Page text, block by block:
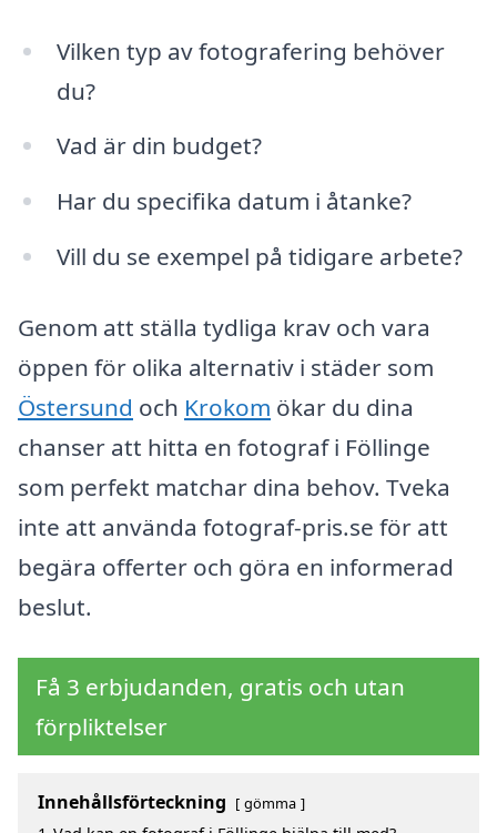
Vilken typ av fotografering behöver
du?
Vad är din budget?
Har du specifika datum i åtanke?
Vill du se exempel på tidigare arbete?
Genom att ställa tydliga krav och vara
öppen för olika alternativ i städer som
Östersund och Krokom ökar du dina
chanser att hitta en fotograf i Föllinge
som perfekt matchar dina behov. Tveka
inte att använda fotograf-pris.se för att
begära offerter och göra en informerad
beslut.
Få 3 erbjudanden, gratis och utan
förpliktelser
Innehållsförteckning gömma